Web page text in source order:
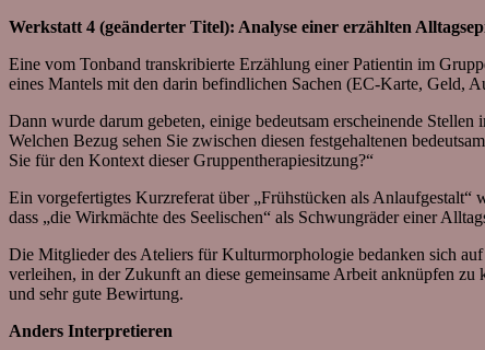
Werkstatt 4 (geänderter Titel): Analyse einer erzählten
Eine vom Tonband transkribierte Erzählung einer Patientin im
eines Mantels mit den darin befindlichen Sachen (EC-Karte, Geld,
Dann wurde darum gebeten, einige bedeutsam erscheinende
Welchen Bezug sehen Sie zwischen diesen festgehaltenen
Sie für den Kontext dieser Gruppentherapiesitzung?“
Ein vorgefertigtes Kurzreferat über „Frühstücken als
dass „die Wirkmächte des Seelischen“ als Schwungräder einer
Die Mitglieder des Ateliers für Kulturmorphologie bedanken sich
verleihen, in der Zukunft an diese gemeinsame Arbeit anknüpfen
und sehr gute Bewirtung.
Anders Interpretieren